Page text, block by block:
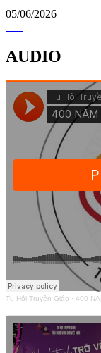
05/06/2026
AUDIO
Tu Hội Truyền Giáo · 400